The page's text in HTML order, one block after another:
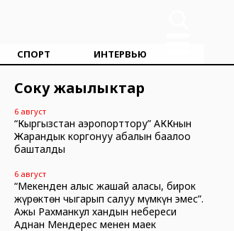
СПОРТ ИНТЕРВЬЮ
Соңку жаңылыктар
6 август
“Кыргызстан аэропорттору” АККнын
Жарандык коргонуу абалын баалоо
башталды
6 август
“Мекенден алыс жашай аласың, бирок
жүрөктөн чыгарып салуу мүмкүн эмес”.
Ажы Рахманкул хандын небереси
Аднан Мендерес менен маек